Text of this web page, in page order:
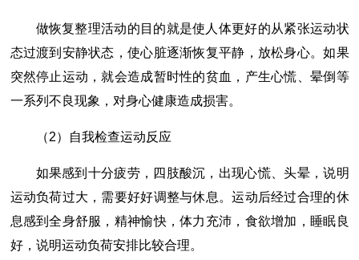
做恢复整理活动的目的就是使人体更好的从紧张运动状
态过渡到安静状态，使心脏逐渐恢复平静，放松身心。如果
突然停止运动，就会造成暂时性的贫血，产生心慌、晕倒等
一系列不良现象，对身心健康造成损害。
（2）自我检查运动反应
如果感到十分疲劳，四肢酸沉，出现心慌、头晕，说明
运动负荷过大，需要好好调整与休息。运动后经过合理的休
息感到全身舒服，精神愉快，体力充沛，食欲增加，睡眠良
好，说明运动负荷安排比较合理。